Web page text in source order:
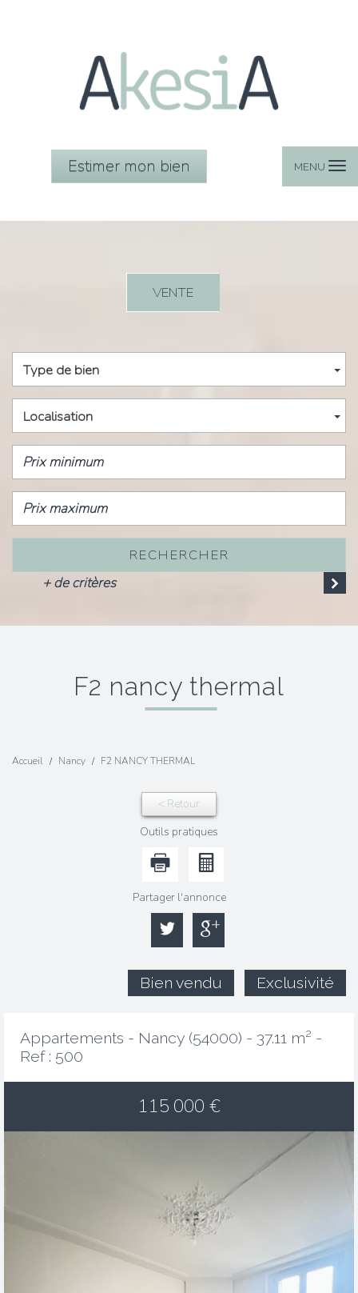
MENU
Estimer mon bien
VENTE
Type de bien
Localisation
RECHERCHER
+ de critères
f2 nancy thermal
Accueil Nancy F2 NANCY THERMAL
< Retour
Outils pratiques
Partager l'annonce
Bien vendu Exclusivité
Appartements - Nancy (54000) - 37.11 m² -
Ref : 500
115 000 €